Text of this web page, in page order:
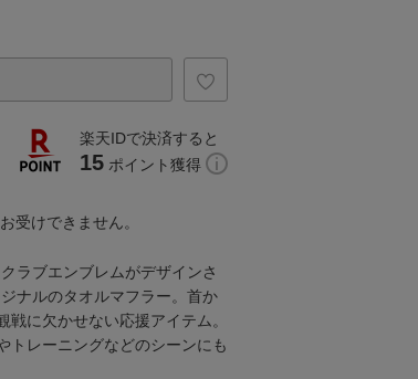
楽天IDで決済すると
15 ポイント獲得
受けできません。
ラブエンブレムがデザインさ
ナルのタオルマフラー。首か
に欠かせない応援アイテム。
トレーニングなどのシーンにも